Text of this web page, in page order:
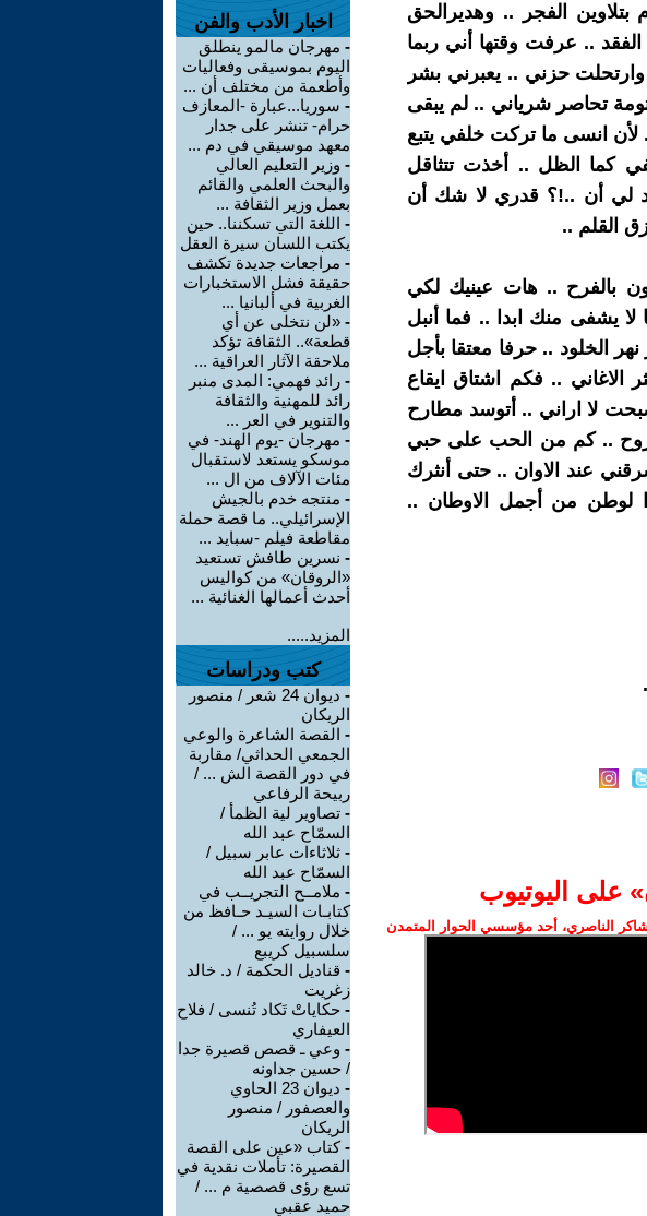
الفجر .. وهديرالحق
.. عرفت وقتها أني ربما
حزني .. يعبرني بشر
تحاصر شرياني .. لم يبقى
انسى ما تركت خلفي يتبع
كما الظل .. أخذت تتثاقل
لي أن ..!؟ قدري لا شك أن
القلم ..
بالفرح .. هات عينيك لكي
يشفى منك ابدا .. فما أنبل
الخلود .. حرفا معتقا بأجل
الاغاني .. فكم اشتاق ايقاع
لا اراني .. أتوسد مطارح
.. كم من الحب على حبي
عند الاوان .. حتى أنثرك
لوطن من أجمل الاوطان ..
على اليوتيوب
الناصري، أحد مؤسسي الحوار المتمدن
اخبار الأدب والفن
- مهرجان مالمو ينطلق
اليوم بموسيقى وفعاليات
وأطعمة من مختلف أن ...
- سوريا...عبارة -المعازف
حرام- تنشر على جدار
معهد موسيقي في دم ...
- وزير التعليم العالي
والبحث العلمي والقائم
بعمل وزير الثقافة ...
- اللغة التي تسكننا.. حين
يكتب اللسان سيرة العقل
- مراجعات جديدة تكشف
حقيقة فشل الاستخبارات
الغربية في ألبانيا ...
- «لن نتخلى عن أي
قطعة».. الثقافة تؤكد
ملاحقة الآثار العراقية ...
- رائد فهمي: المدى منبر
رائد للمهنية والثقافة
والتنوير في العر ...
- مهرجان -يوم الهند- في
موسكو يستعد لاستقبال
مئات الآلاف من ال ...
- منتجه خدم بالجيش
الإسرائيلي.. ما قصة حملة
مقاطعة فيلم -سبايد ...
- نسرين طافش تستعيد
«الروقان» من كواليس
أحدث أعمالها الغنائية ...
المزيد.....
كتب ودراسات
-
ديوان 24 شعر / منصور
الريكان
- القصة الشاعرة والوعي
الجمعي الحداثي/ مقاربة
في دور القصة الش ... /
ربيحة الرفاعي
- تصاوير لية الظمأ /
السمّاح عبد الله
- ثلاثاءات عابر سبيل /
السمّاح عبد الله
- ملامــح التجريــب في
كتابـات السيـد حـافظ من
خلال روايته يو ... /
سلسبيل كريبع
- قناديل الحكمة / د. خالد
زغريت
- حكاياتْ تَكاد تُنسى / فلاح
العيفاري
- وعي ـ قصص قصيرة جدا
/ حسين جداونه
-
ديوان 23 الحاوي
والعصفور / منصور
الريكان
-كتاب «عين على القصة
القصيرة: تأملات نقدية في
تسع رؤى قصصية م ... /
حميد عقبي